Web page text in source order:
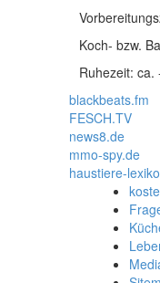
Koch- bzw.
Ruhezeit: ca.
blackbeats.fm
FESCH.TV
news8.de
mmo-spy.de
haustiere-